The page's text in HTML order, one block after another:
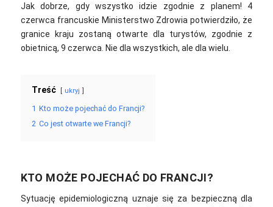
Jak dobrze, gdy wszystko idzie zgodnie z planem! 4
czerwca francuskie Ministerstwo Zdrowia potwierdziło, że
granice kraju zostaną otwarte dla turystów, zgodnie z
obietnicą, 9 czerwca. Nie dla wszystkich, ale dla wielu.
Treść ukryj
1 Kto może pojechać do Francji?
2 Co jest otwarte we Francji?
KTO MOŻE POJECHAĆ DO FRANCJI?
Sytuację epidemiologiczną uznaje się za bezpieczną dla